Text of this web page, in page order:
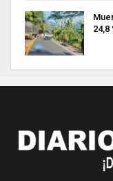
24,8